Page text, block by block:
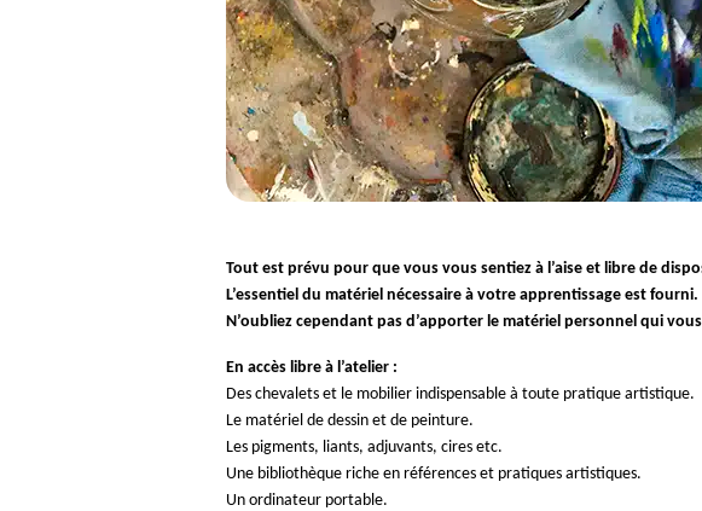
Tout est prévu pour que vous vous sentiez à l’aise et libre de
L’essentiel du matériel nécessaire à votre apprentissage est fourni.
N’oubliez cependant pas d’apporter le matériel personnel qui
En accès libre à l’atelier :
Des chevalets et le mobilier indispensable à toute pratique artistique.
Le matériel de dessin et de peinture.
Les pigments, liants, adjuvants, cires etc.
Une bibliothèque riche en références et pratiques artistiques.
Un ordinateur portable.